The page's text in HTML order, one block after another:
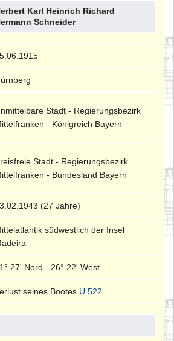
Karl Heinrich Richard
Schneider
Stadt - Regierungsbezirk
- Königreich Bayern
Stadt - Regierungsbezirk
- Bundesland Bayern
(27 Jahre)
südwestlich der Insel
27' Nord - 26° 22' West
seines Bootes U 522